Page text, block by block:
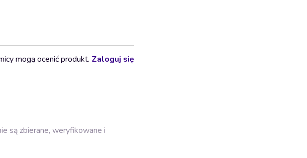
mogą ocenić produkt. Zaloguj się
są zbierane, weryfikowane i